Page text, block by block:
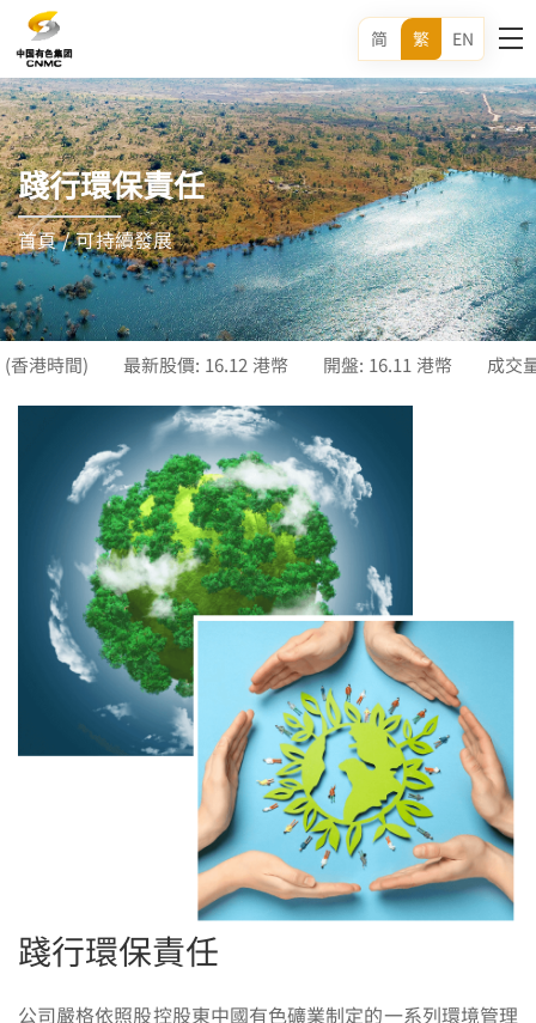
EN
繁
简
踐行環保責任
首頁 / 可持續發展
踐行環保責任
公司嚴格依照股控股東中國有色礦業制定的一系列環境管理